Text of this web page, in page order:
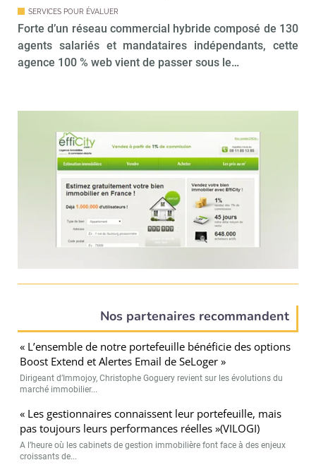
SERVICES POUR ÉVALUER
Forte d’un réseau commercial hybride composé de 130
agents salariés et mandataires indépendants, cette
agence 100 % web vient de passer sous le…
Nos partenaires recommandent
« L’ensemble de notre portefeuille bénéficie des options
Boost Extend et Alertes Email de SeLoger »
Dirigeant d’Immojoy, Christophe Goguery revient sur les évolutions du
marché immobilier...
« Les gestionnaires connaissent leur portefeuille, mais
pas toujours leurs performances réelles »(VILOGI)
A l’heure où les cabinets de gestion immobilière font face à des enjeux
croissants de...